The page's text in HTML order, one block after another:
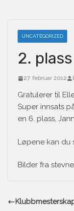
UNCATEGORIZED
2.
27. februar 2012
Gratulerer til
Super innsats
en 6. plass,
Løpene kan du
Bilder fra